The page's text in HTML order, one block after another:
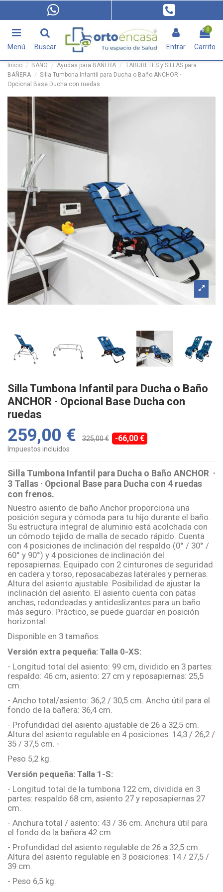
Menú Buscar Entrar
0
Carrito
Inicio BAÑO Ayudas para BAÑERA
TABURETES y SILLAS para
BAÑERA
Silla Tumbona Infantil para Ducha o Baño ANCHOR ·
Opcional Base Ducha con ruedas
Silla Tumbona Infantil para Ducha o Baño
ANCHOR · Opcional Base Ducha con
ruedas
259,00 € 325,00 € -66,00 €
Impuestos incluidos
Silla Tumbona Infantil para Ducha o Baño ANCHOR ·
3 Tallas · Opcional Base para Ducha con 4 ruedas
con frenos.
Nuestro asiento de baño Anchor proporciona una
posición segura y cómoda para tu hijo durante el baño.
Su estructura integral de aluminio está acolchada con
un cómodo tejido de malla de secado rápido. Cuenta
con 4 posiciones de inclinación del respaldo (0° / 30° /
60° y 90°) y 4 posiciones de inclinación del
reposapiernas. Equipado con 2 cinturones de seguridad
en cadera y torso, reposacabezas laterales y perneras.
Altura del asiento ajustable. Posibilidad de ajustar la
inclinación del asiento. El asiento cuenta con patas
anchas, redondeadas y antideslizantes para un baño
más seguro. Práctico, se puede guardar en posición
horizontal.
Disponible en 3 tamaños:
Versión extra pequeña: Talla 0-XS:
- Longitud total del asiento: 99 cm, dividido en 3 partes:
respaldo: 46 cm, asiento: 27 cm y reposapiernas: 25,5
cm.
- Ancho total/asiento: 36,2 / 30,5 cm. Ancho útil para el
fondo de la bañera: 36,4 cm.
- Profundidad del asiento ajustable de 26 a 32,5 cm.
Altura del asiento regulable en 4 posiciones: 14,3 / 26,2 /
35 / 37,5 cm. -
Peso 5,2 kg.
Versión pequeña: Talla 1-S:
- Longitud total de la tumbona 122 cm, dividida en 3
partes: respaldo 68 cm, asiento 27 y reposapiernas 27
cm.
- Anchura total / asiento: 43 / 36 cm. Anchura útil para
el fondo de la bañera 42 cm.
- Profundidad del asiento regulable de 26 a 32,5 cm.
Altura del asiento regulable en 3 posiciones: 14 / 27,5 /
39 cm.
- Peso 6,5 kg.